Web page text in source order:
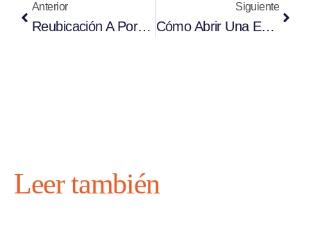
Anterior
Reubicación A Portugal En 2026: Cómo Mudarse A Portugal
Siguiente
Cómo Abrir Una Empresa En Estonia Desde Alemania En Línea
Leer también